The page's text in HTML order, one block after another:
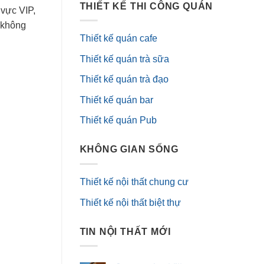
VIP,
THIẾT KẾ THI CÔNG QUÁN
Thiết kế quán cafe
Thiết kế quán trà sữa
Thiết kế quán trà đạo
Thiết kế quán bar
Thiết kế quán Pub
KHÔNG GIAN SỐNG
Thiết kế nội thất chung cư
Thiết kế nội thất biệt thự
TIN NỘI THẤT MỚI